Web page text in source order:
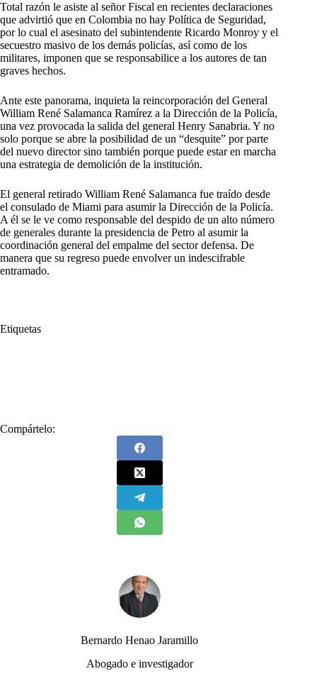
Total razón le asiste al señor Fiscal en recientes declaraciones
que advirtió que en Colombia no hay Política de Seguridad,
por lo cual el asesinato del subintendente Ricardo Monroy y el
secuestro masivo de los demás policías, así como de los
militares, imponen que se responsabilice a los autores de tan
graves hechos.
Ante este panorama, inquieta la reincorporación del General
William René Salamanca Ramírez a la Dirección de la Policía,
una vez provocada la salida del general Henry Sanabria. Y no
solo porque se abre la posibilidad de un “desquite” por parte
del nuevo director sino también porque puede estar en marcha
una estrategia de demolición de la institución.
El general retirado William René Salamanca fue traído desde
el consulado de Miami para asumir la Dirección de la Policía.
A él se le ve como responsable del despido de un alto número
de generales durante la presidencia de Petro al asumir la
coordinación general del empalme del sector defensa. De
manera que su regreso puede envolver un indescifrable
entramado.
Etiquetas
Compártelo:
Bernardo Henao Jaramillo
Abogado e investigador